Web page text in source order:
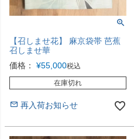
【召しませ花】 麻京袋帯 芭蕉
召しませ華
価格：
¥55,000税込
在庫切れ
再入荷お知らせ